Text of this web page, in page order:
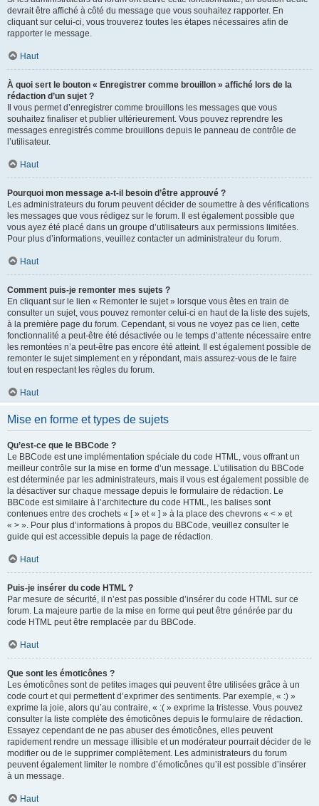
devrait être affiché à côté du message que vous souhaitez rapporter. En
cliquant sur celui-ci, vous trouverez toutes les étapes nécessaires afin de
rapporter le message.
Haut
À quoi sert le bouton « Enregistrer comme brouillon » affiché lors de la
rédaction d’un sujet ?
Il vous permet d’enregistrer comme brouillons les messages que vous
souhaitez finaliser et publier ultérieurement. Vous pouvez reprendre les
messages enregistrés comme brouillons depuis le panneau de contrôle de
l’utilisateur.
Haut
Pourquoi mon message a-t-il besoin d’être approuvé ?
Les administrateurs du forum peuvent décider de soumettre à des vérifications
les messages que vous rédigez sur le forum. Il est également possible que
vous ayez été placé dans un groupe d’utilisateurs aux permissions limitées.
Pour plus d’informations, veuillez contacter un administrateur du forum.
Haut
Comment puis-je remonter mes sujets ?
En cliquant sur le lien « Remonter le sujet » lorsque vous êtes en train de
consulter un sujet, vous pouvez remonter celui-ci en haut de la liste des sujets,
à la première page du forum. Cependant, si vous ne voyez pas ce lien, cette
fonctionnalité a peut-être été désactivée ou le temps d’attente nécessaire entre
les remontées n’a peut-être pas encore été atteint. Il est également possible de
remonter le sujet simplement en y répondant, mais assurez-vous de le faire
tout en respectant les règles du forum.
Haut
Mise en forme et types de sujets
Qu’est-ce que le BBCode ?
Le BBCode est une implémentation spéciale du code HTML, vous offrant un
meilleur contrôle sur la mise en forme d’un message. L’utilisation du BBCode
est déterminée par les administrateurs, mais il vous est également possible de
la désactiver sur chaque message depuis le formulaire de rédaction. Le
BBCode est similaire à l’architecture du code HTML, les balises sont
contenues entre des crochets « [ » et « ] » à la place des chevrons « < » et
« > ». Pour plus d’informations à propos du BBCode, veuillez consulter le
guide qui est accessible depuis la page de rédaction.
Haut
Puis-je insérer du code HTML ?
Par mesure de sécurité, il n’est pas possible d’insérer du code HTML sur ce
forum. La majeure partie de la mise en forme qui peut être générée par du
code HTML peut être remplacée par du BBCode.
Haut
Que sont les émoticônes ?
Les émoticônes sont de petites images qui peuvent être utilisées grâce à un
code court et qui permettent d’exprimer des sentiments. Par exemple, « :) »
exprime la joie, alors qu’au contraire, « :( » exprime la tristesse. Vous pouvez
consulter la liste complète des émoticônes depuis le formulaire de rédaction.
Essayez cependant de ne pas abuser des émoticônes, elles peuvent
rapidement rendre un message illisible et un modérateur pourrait décider de le
modifier ou de le supprimer complètement. Les administrateurs du forum
peuvent également limiter le nombre d’émoticônes qu’il est possible d’insérer
à un message.
Haut